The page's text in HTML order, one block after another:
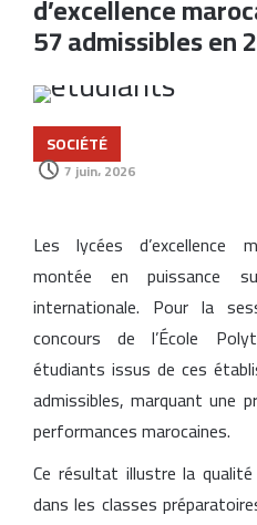
d’excellence
57 admissibles en
SOCIÉTÉ
7 juin، 2026
Les lycées d’excellence
montée en puissance
internationale. Pour la
concours de l’École
étudiants issus de ces
admissibles, marquant une
performances marocaines.
Ce résultat illustre la
dans les classes